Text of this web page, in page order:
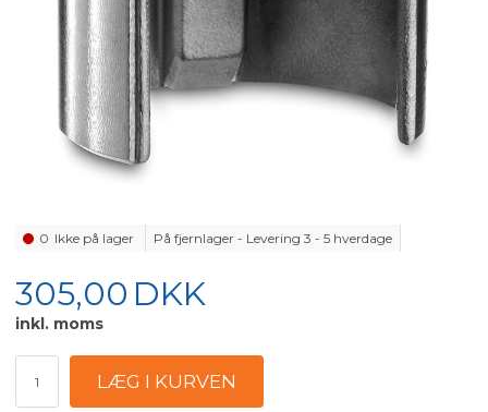
0 Ikke på lager På fjernlager - Levering 3 - 5 hverdage
305,00 DKK
inkl. moms